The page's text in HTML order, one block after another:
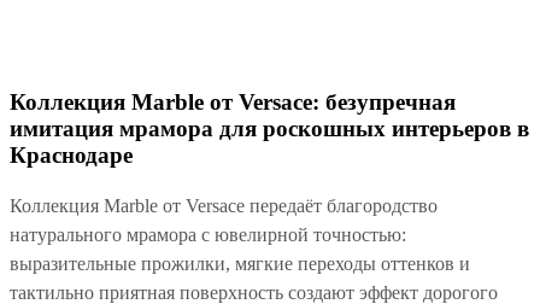
Коллекция Marble от Versace: безупречная
имитация мрамора для роскошных интерьеров в
Краснодаре
Коллекция Marble от Versace передаёт благородство
натурального мрамора с ювелирной точностью:
выразительные прожилки, мягкие переходы оттенков и
тактильно приятная поверхность создают эффект дорогого